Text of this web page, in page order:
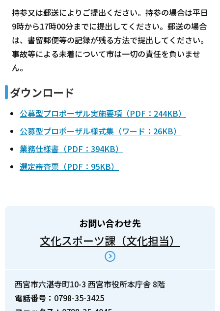
持参又は郵送によりご提出ください。持参の場合は平日
9時から17時00分までに提出してください。郵送の場合
は、書留郵便等の記録が残る方法で提出してください。
事故等による未着について市は一切の責任を負いませ
ん。
ダウンロード
公募型プロポーザル実施要項（PDF：244KB）
公募型プロポーザル様式集（ワード：26KB）
業務仕様書（PDF：394KB）
選定審査票（PDF：95KB）
お問い合わせ先
文化スポーツ課（文化担当）
西宮市六湛寺町10-3 西宮市役所本庁舎 8階
電話番号： 0798-35-3425